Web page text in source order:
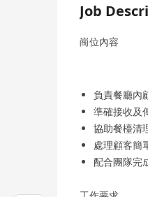
Job
崗位內容
負責餐廳內
準確接收及
協助餐檯清
處理顧客簡
配合團隊完